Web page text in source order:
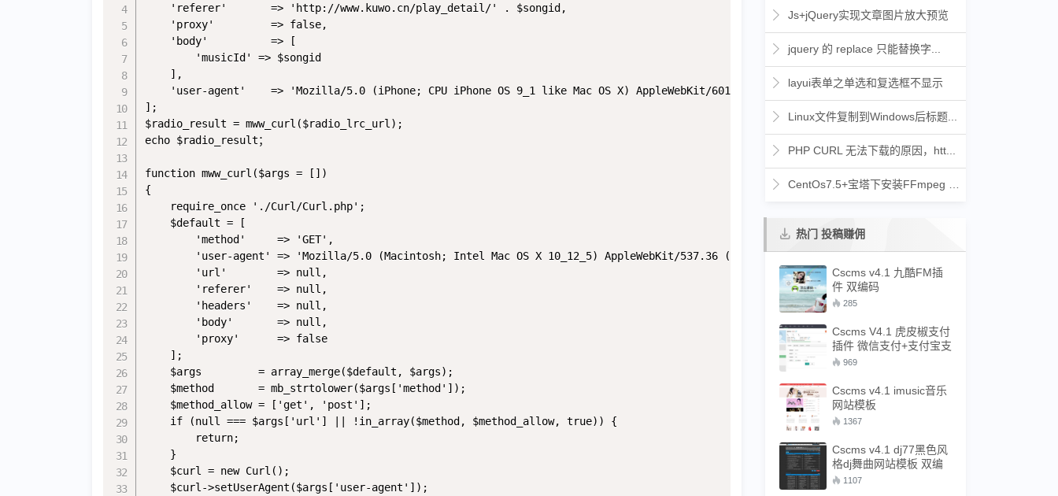
    'referer'       => 'http://www.kuwo.cn/play_detail/' . $songid,
    'proxy'         => false,
    'body'          => [
        'musicId' => $songid
    ],
'user-agent'    => 'Mozilla/5.0 (iPhone; CPU iPhone OS 9_1 like Mac OS X) AppleWebKit/601.1.46 (KHTML, like Gecko) Version/9.0 Mobile/13B143
];
$radio_result = mww_curl($radio_lrc_url);
echo $radio_result；
function mww_curl($args = [])
{
    require_once './Curl/Curl.php';
    $default = [
        'method'     => 'GET',
'user-agent' => 'Mozilla/5.0 (Macintosh; Intel Mac OS X 10_12_5) AppleWebKit/537.36 (KHTML, like Gecko) Chrome/60.0.3112.50 Safari/
        'url'        => null,
        'referer'    => null,
        'headers'    => null,
        'body'       => null,
        'proxy'      => false
    ];
    $args         = array_merge($default, $args);
    $method       = mb_strtolower($args['method']);
    $method_allow = ['get', 'post'];
    if (null === $args['url'] || !in_array($method, $method_allow, true)) {
        return;
    }
    $curl = new Curl();
    $curl->setUserAgent($args['user-agent']);
Js+jQuery实现文章图片放大预览
jquery 的 replace 只能替换字...
layui表单之单选和复选框不显示
Linux文件复制到Windows后标题...
PHP CURL 无法下载的原因，htt...
CentOs7.5+宝塔下安装FFmpeg 4...
热门 投稿赚佣
Cscms v4.1 九酷FM插
件 双编码
285
Cscms V4.1 虎皮椒支付
插件 微信支付+支付宝支
付 双编码
969
Cscms v4.1 imusic音乐
网站模板
1367
Cscms v4.1 dj77黑色风
格dj舞曲网站模板 双编
码 1107